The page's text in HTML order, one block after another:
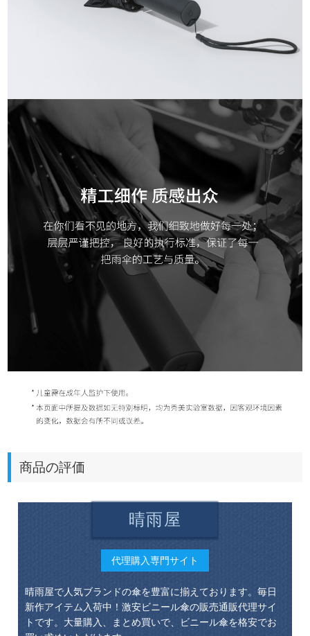
商品の評価
晴雨屋
代理購入専門サイト
晴雨屋で人気ブランドの傘を豊富に揃えております。毎日
新作アイテム入荷中！激安ビニール傘の販売通販代理サイ
トです。大量購入、まとめ買いで、ビニール傘を格安でお